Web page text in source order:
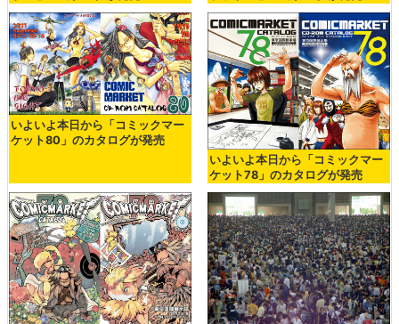
いよいよ本日から「コミックマー
ケット80」のカタログが発売
いよいよ本日から「コミックマー
ケット78」のカタログが発売